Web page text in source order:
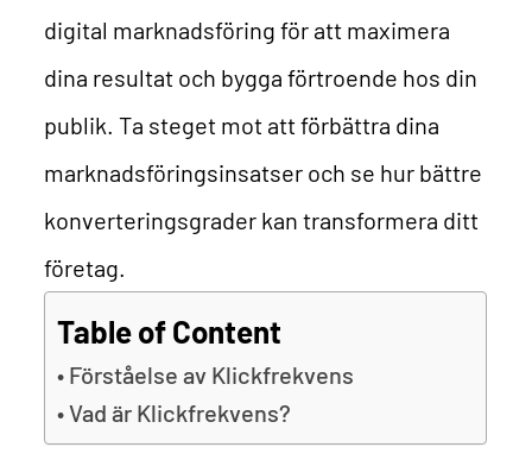
digital marknadsföring för att maximera
dina resultat och bygga förtroende hos din
publik. Ta steget mot att förbättra dina
marknadsföringsinsatser och se hur bättre
konverteringsgrader kan transformera ditt
företag.
Table of Content
Förståelse av Klickfrekvens
Vad är Klickfrekvens?